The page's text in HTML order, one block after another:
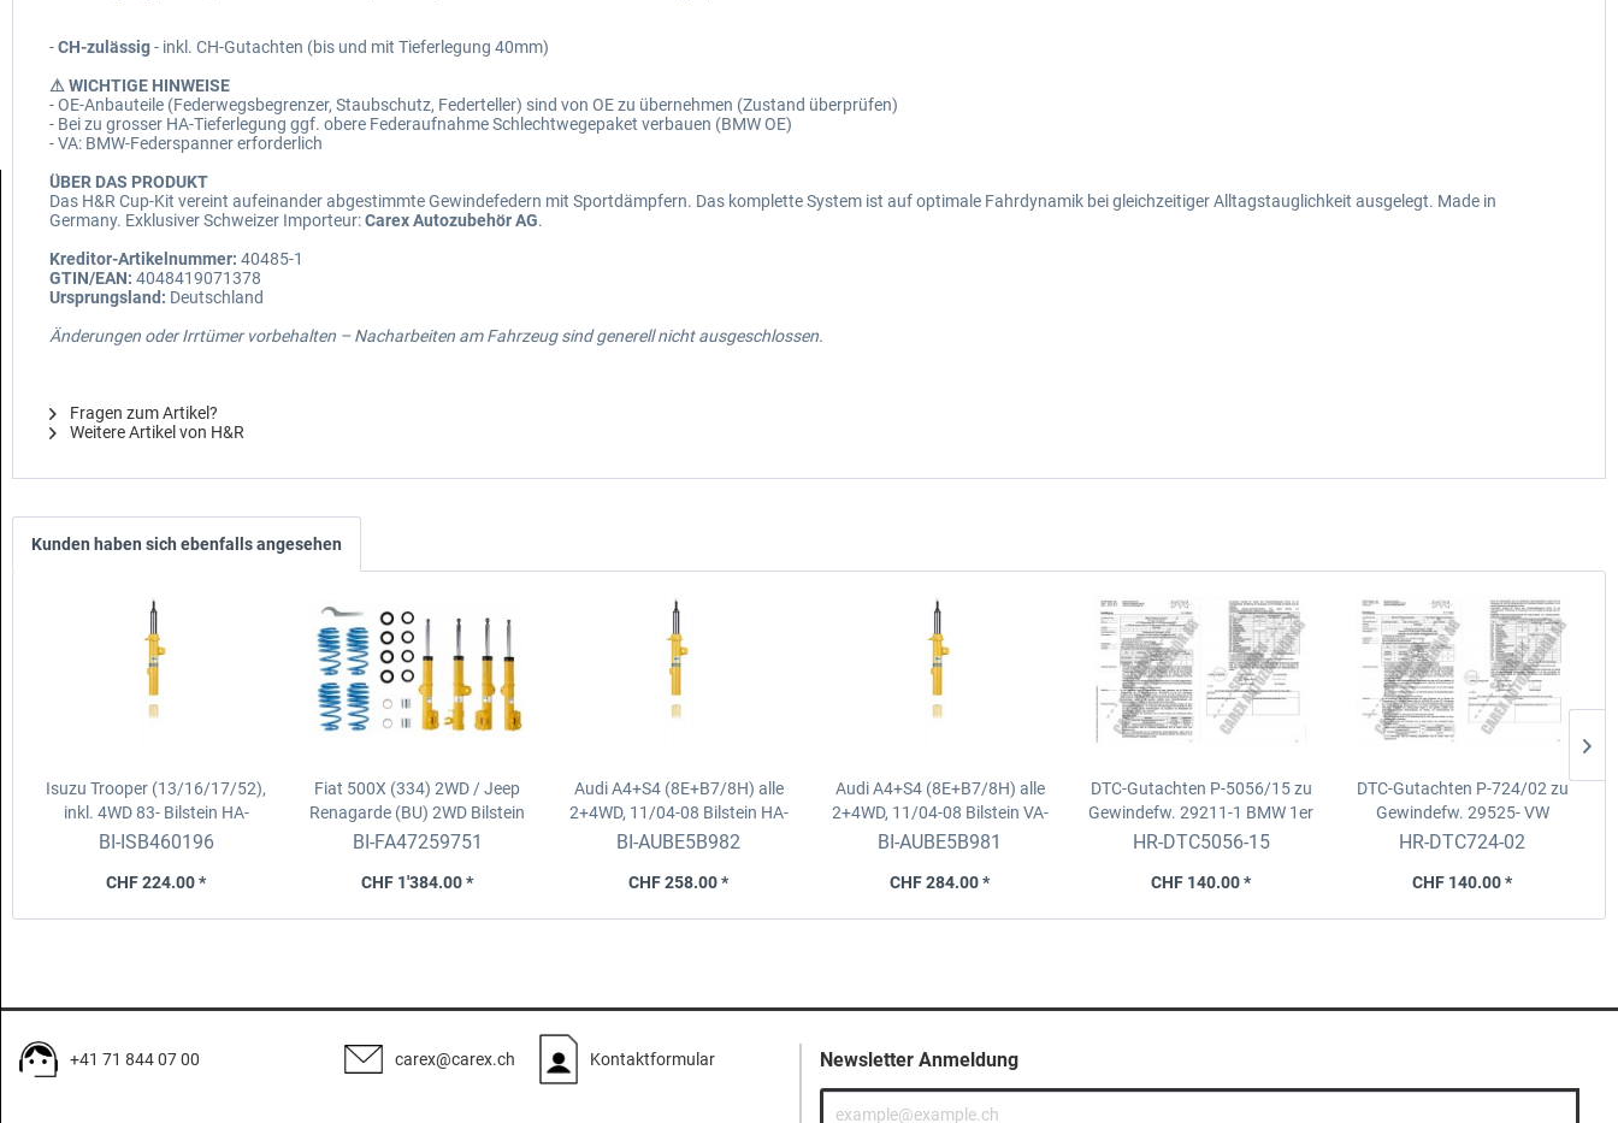
-CH-zulässig- inkl. CH-Gutachten (bis und mit Tieferlegung 40mm)
⚠ WICHTIGE HINWEISE
- OE-Anbauteile (Federwegsbegrenzer, Staubschutz, Federteller) sind von OE zu übernehmen (Zustand überprüfen)
- Bei zu grosser HA-Tieferlegung ggf. obere Federaufnahme Schlechtwegepaket verbauen (BMW OE)
- VA: BMW-Federspanner erforderlich
ÜBER DAS PRODUKT
Das H&R Cup-Kit vereint aufeinander abgestimmte Gewindefedern mit Sportdämpfern. Das komplette System ist auf optimale Fahrdynamik bei gleichzeitiger Alltagstauglichkeit ausgelegt. Made in
Germany. Exklusiver Schweizer Importeur:Carex Autozubehör AG.
Kreditor-Artikelnummer: 40485-1
GTIN/EAN: 4048419071378
Ursprungsland: Deutschland
Änderungen oder Irrtümer vorbehalten – Nacharbeiten am Fahrzeug sind generell nicht ausgeschlossen.
Fragen zum Artikel?
Weitere Artikel von H&R
Kunden haben sich ebenfalls angesehen
Isuzu Trooper (13/16/17/52),
inkl. 4WD 83- Bilstein HA-
Dämpfer B6/Off-Road (1-Rohr)
BI-ISB460196
CHF 224.00 *
Fiat 500X (334) 2WD / Jeep
Renagarde (BU) 2WD Bilstein
B14 Gewindefahrwerk
BI-FA47259751
CHF 1'384.00 *
Audi A4+S4 (8E+B7/8H) alle
2+4WD, 11/04-08 Bilstein HA-
Dämpfer B8/Sprint
BI-AUBE5B982
CHF 258.00 *
Audi A4+S4 (8E+B7/8H) alle
2+4WD, 11/04-08 Bilstein VA-
Dämpfer B8/Sprint
BI-AUBE5B981
CHF 284.00 *
DTC-Gutachten P-5056/15 zu
Gewindefw. 29211-1 BMW 1er
Reihe alle
HR-DTC5056-15
CHF 140.00 *
DTC-Gutachten P-724/02 zu
Gewindefw. 29525- VW
Golf4/Bora, Seat Leon/Toledo
HR-DTC724-02
CHF 140.00 *
+41 71 844 07 00 carex@carex.ch Kontaktformular Newsletter Anmeldung